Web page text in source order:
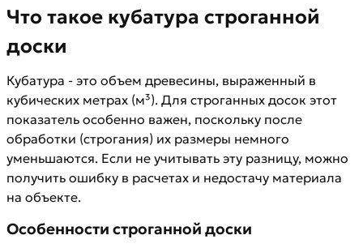
Что такое кубатура строганной
доски
Кубатура - это объем древесины, выраженный в
кубических метрах (м³). Для строганных досок этот
показатель особенно важен, поскольку после
обработки (строгания) их размеры немного
уменьшаются. Если не учитывать эту разницу, можно
получить ошибку в расчетах и недостачу материала
на объекте.
Особенности строганной доски